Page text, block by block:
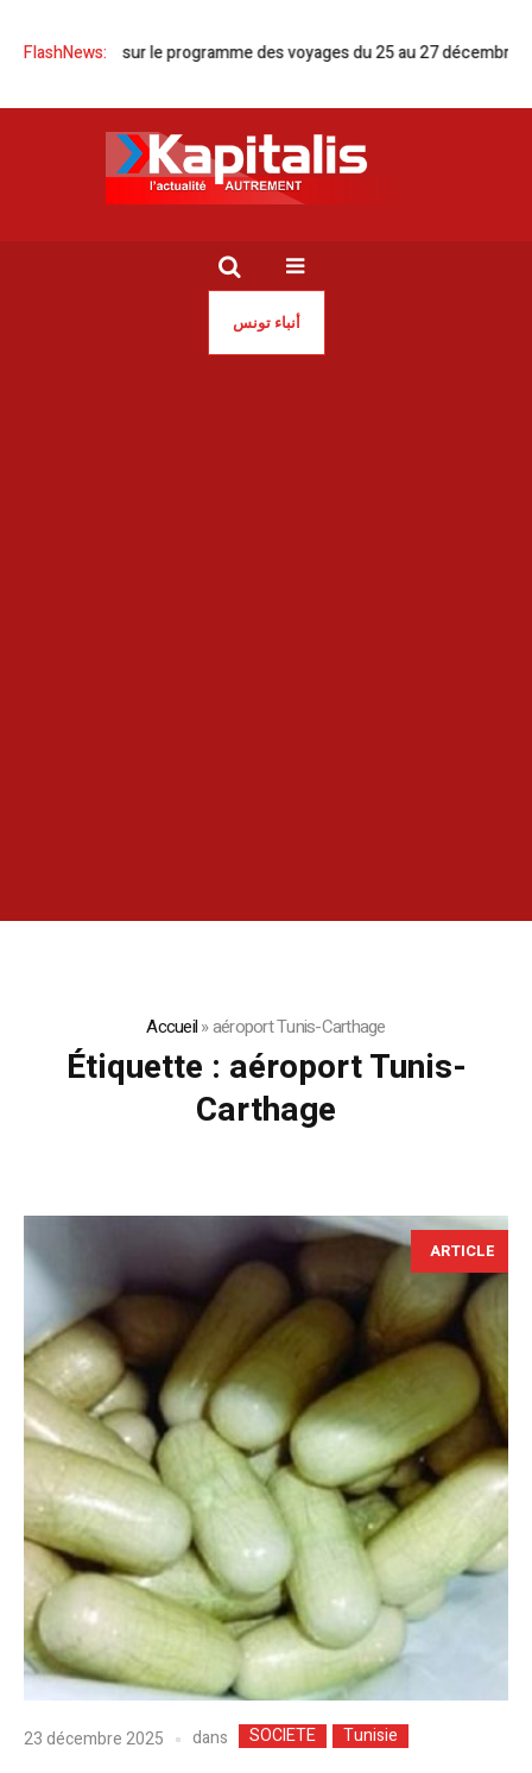
FlashNews:
sur le programme des voyages du 25 au 27 décembre Tunis | Un
أنباء تونس
Accueil»aéroport Tunis-Carthage
Étiquette : aéroport Tunis-
Carthage
ARTICLE
23 décembre 2025 dans SOCIETE Tunisie